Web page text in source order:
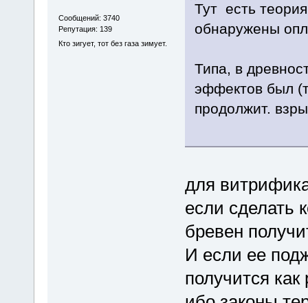
Сообщений: 3740
Репутация: 139
Кто зигует, тот без газа зимует.
Тут есть
обнаружены
Типа, в
эффектов был
продолжит.
для
если сделать
бревен
И если ее
получится